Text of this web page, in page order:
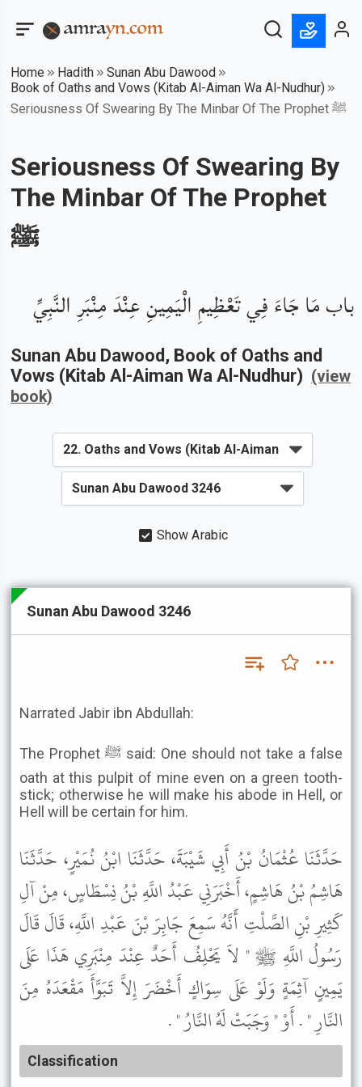
Home Hadith
Sunan Abu Dawood
Book of Oaths and Vows (Kitab Al-Aiman Wa Al-Nudhur)
Seriousness Of Swearing By The Minbar Of The Prophet ﷺ
Seriousness Of Swearing By
The Minbar Of The Prophet
ﷺ
باب مَا جَاءَ فِي تَعْظِيمِ الْيَمِينِ عِنْدَ مِنْبَرِ النَّبِيِّ
Sunan Abu Dawood , Book of Oaths and
Vows (Kitab Al-Aiman Wa Al-Nudhur) (view
book)
Show Arabic
Sunan Abu Dawood 3246
Narrated Jabir ibn Abdullah:
The Prophet ﷺ said: One should not take a false
oath at this pulpit of mine even on a green tooth-
stick; otherwise he will make his abode in Hell, or
Hell will be certain for him.
حَدَّثَنَا عُثْمَانُ بْنُ أَبِي شَيْبَةَ، حَدَّثَنَا ابْنُ نُمَيْرٍ، حَدَّثَنَا
هَاشِمُ بْنُ هَاشِمٍ، أَخْبَرَنِي عَبْدُ اللَّهِ بْنُ نِسْطَاسٍ، مِنْ آلِ
كَثِيرِ بْنِ الصَّلْتِ أَنَّهُ سَمِعَ جَابِرَ بْنَ عَبْدِ اللَّهِ، قَالَ قَالَ
رَسُولُ اللَّهِ ﷺ " لاَ يَحْلِفُ أَحَدٌ عِنْدَ مِنْبَرِي هَذَا عَلَى
يَمِينٍ آثِمَةٍ وَلَوْ عَلَى سِوَاكٍ أَخْضَرَ إِلاَّ تَبَوَّأَ مَقْعَدَهُ مِنَ
النَّارِ " . أَوْ " وَجَبَتْ لَهُ النَّارُ " .
Classification